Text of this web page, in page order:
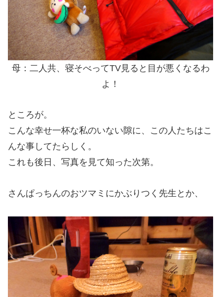
母：二人共、寝そべってTV見ると目が悪くなるわ
よ！
ところが。
こんな幸せ一杯な私のいない隙に、この人たちはこ
んな事してたらしく。
これも後日、写真を見て知った次第。
さんぱっちんのおツマミにかぶりつく先生とか、